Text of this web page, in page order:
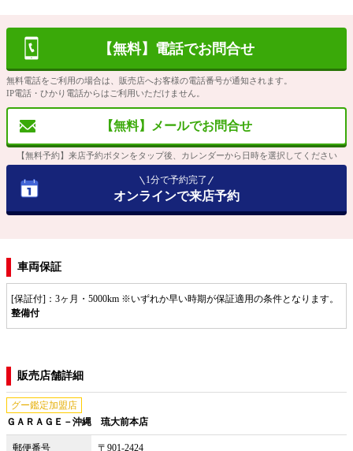
【無料】電話でお問合せ
無料電話をご利用の場合は、販売店へお客様の電話番号が通知されます。
IP電話・ひかり電話からはご利用いただけません。
【無料】メールでお問合せ
【無料予約】来店予約ボタンをタップ後、カレンダーから日時を選択してください
1分で予約完了
オンラインで来店予約
車両保証
[保証付]：3ヶ月・5000km ※いずれか早い時期が保証適用の条件となります。
整備付
販売店舗詳細
グー鑑定加盟店
ＧＡＲＡＧＥ－沖縄 琉大前本店
郵便番号 〒901-2424